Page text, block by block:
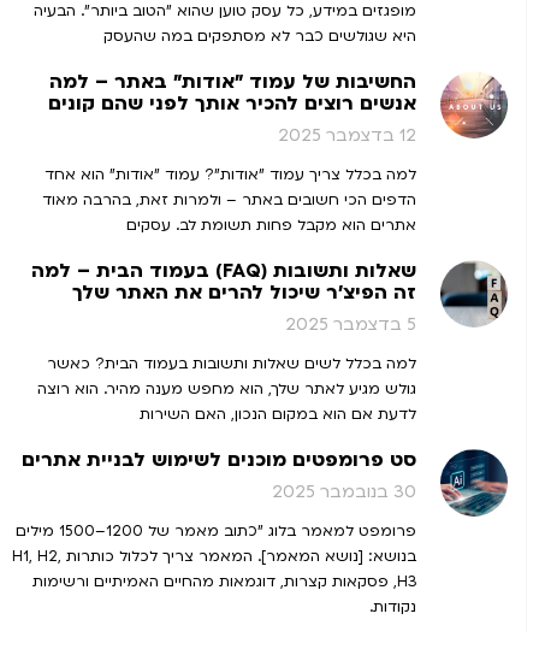
מופגזים במידע, כל עסק טוען שהוא "הטוב ביותר". הבעיה
היא שגולשים כבר לא מסתפקים במה שהעסק
החשיבות של עמוד "אודות" באתר – למה
אנשים רוצים להכיר אותך לפני שהם קונים
12 בדצמבר 2025
למה בכלל צריך עמוד "אודות"? עמוד "אודות" הוא אחד
הדפים הכי חשובים באתר – ולמרות זאת, בהרבה מאוד
אתרים הוא מקבל פחות תשומת לב. עסקים
שאלות ותשובות (FAQ) בעמוד הבית – למה
זה הפיצ'ר שיכול להרים את האתר שלך
5 בדצמבר 2025
למה בכלל לשים שאלות ותשובות בעמוד הבית? כאשר
גולש מגיע לאתר שלך, הוא מחפש מענה מהיר. הוא רוצה
לדעת אם הוא במקום הנכון, האם השירות
סט פרומפטים מוכנים לשימוש לבניית אתרים
30 בנובמבר 2025
פרומפט למאמר בלוג "כתוב מאמר של 1200–1500 מילים
בנושא: [נושא המאמר]. המאמר צריך לכלול כותרות H1, H2,
H3, פסקאות קצרות, דוגמאות מהחיים האמיתיים ורשימות
נקודות.